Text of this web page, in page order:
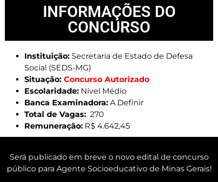
INFORMAÇÕES DO
CONCURSO
Instituição: Secretaria de Estado de Defesa
Social (SEDS-MG)
Situação: Concurso Autorizado
Escolaridade: Nível Médio
Banca Examinadora: A Definir
Total de Vagas: 270
Remuneração: R$ 4.642,45
Será publicado em breve o novo edital de concurso
público para Agente Socioeducativo de Minas Gerais!